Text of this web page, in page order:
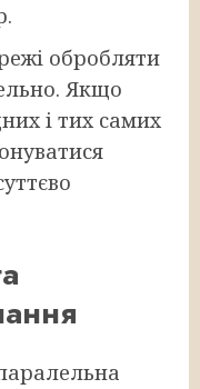
обробляти
Якщо
і тих самих